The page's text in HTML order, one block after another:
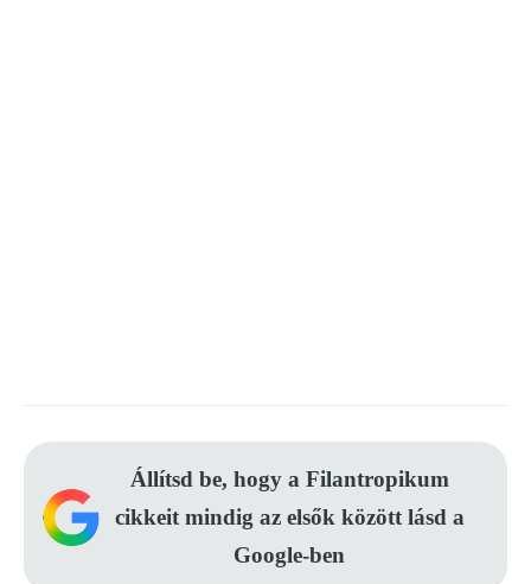
Állítsd be, hogy a Filantropikum
cikkeit mindig az elsők között lásd a
Google-ben